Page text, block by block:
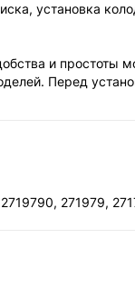
установка
и простоты
Перед
271979,